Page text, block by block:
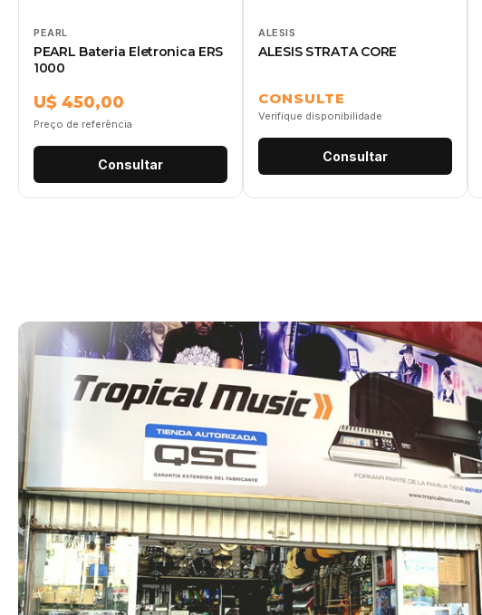
PEARL
PEARL Bateria Eletronica ERS
1000
U$ 450,00
Preço de referência
Consultar
ALESIS
ALESIS STRATA CORE
CONSULTE
Verifique disponibilidade
Consultar